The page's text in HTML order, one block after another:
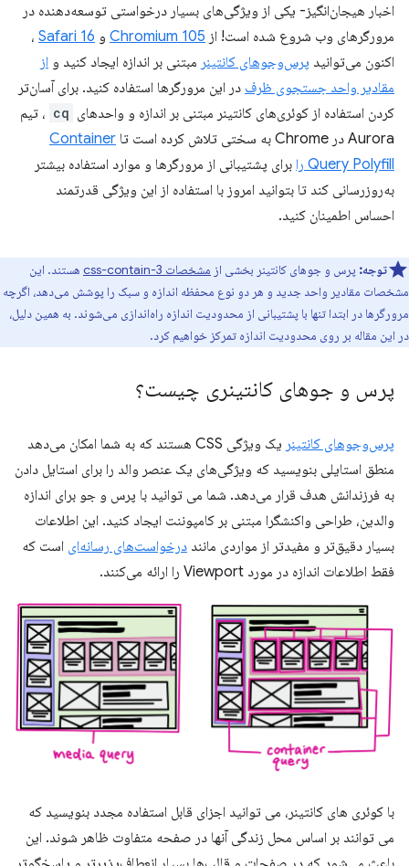
اخبار هیجان‌انگیز- یکی از ویژگی‌های بسیار درخواستی توسعه‌دهنده در
مرورگرهای وب شروع شده است! از Chromium 105 و Safari 16 ،
اکنون می‌توانید پرس‌وجوهای کانتینر مبتنی بر اندازه ایجاد کنید و از
مقادیر واحد جستجوی ظرف در این مرورگرها استفاده کنید. برای آسان‌تر
کردن استفاده از کوئری‌های کانتینر مبتنی بر اندازه و واحدهای cq ، تیم
Aurora در Chrome به سختی تلاش کرده است تا
Container
Query Polyfill را
برای پشتیبانی از مرورگرها و موارد استفاده بیشتر
به‌روزرسانی کند تا بتوانید امروز با استفاده از این ویژگی قدرتمند
احساس اطمینان کنید.
توجه: پرس و جوهای کانتینر بخشی از مشخصات css-contain-3
هستند. این
مشخصات مقادیر واحد جدید و هر دو نوع محفظه اندازه و سبک را پوشش می‌دهد، اگرچه
مرورگرها در ابتدا تنها با پشتیبانی از محدودیت اندازه راه‌اندازی می‌شوند. به همین دلیل،
در این مقاله بر روی محدودیت اندازه تمرکز خواهیم کرد.
پرس و جوهای کانتینری چیست؟
پرس‌وجوهای کانتینر
یک ویژگی CSS هستند که به شما امکان می‌دهد
منطق استایلی بنویسید که ویژگی‌های یک عنصر والد را برای استایل دادن
به فرزندانش هدف قرار می‌دهد. شما می توانید با پرس و جو برای اندازه
والدین، طراحی واکنشگرا مبتنی بر کامپوننت ایجاد کنید. این اطلاعات
بسیار دقیق‌تر و مفیدتر از مواردی مانند درخواست‌های رسانه‌ای است که
فقط اطلاعات اندازه در مورد Viewport را ارائه می‌کنند.
با کوئری های کانتینر، می توانید اجزای قابل استفاده مجدد بنویسید که
می توانند بر اساس محل زندگی آنها در صفحه متفاوت ظاهر شوند. این